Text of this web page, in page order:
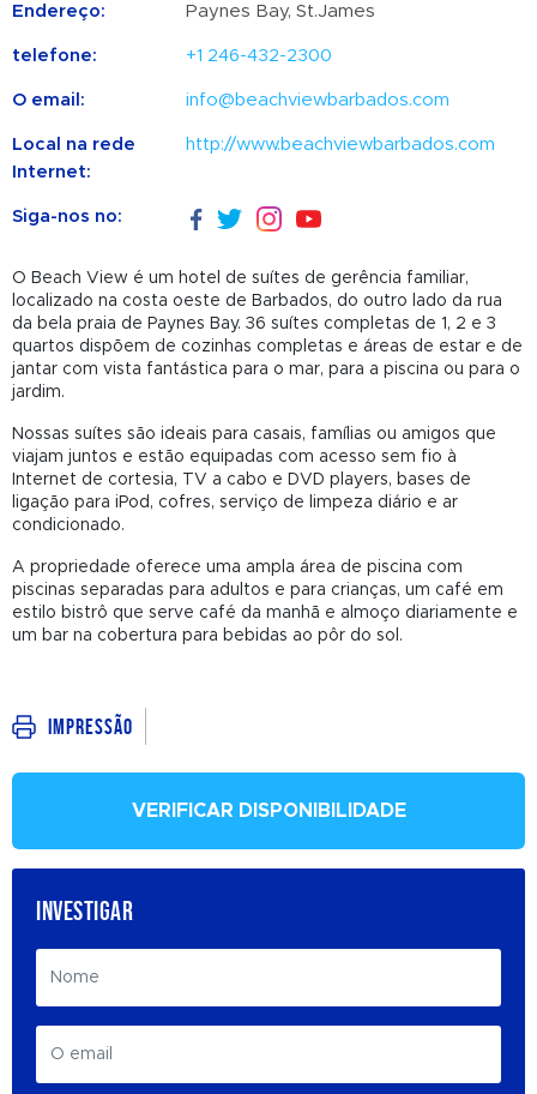
Endereço: Paynes Bay, St.James
telefone: +1 246-432-2300
O email: info@beachviewbarbados.com
Local na rede
Internet:
http://www.beachviewbarbados.com
Siga-nos no:
O Beach View é um hotel de suítes de gerência familiar,
localizado na costa oeste de Barbados, do outro lado da rua
da bela praia de Paynes Bay. 36 suítes completas de 1, 2 e 3
quartos dispõem de cozinhas completas e áreas de estar e de
jantar com vista fantástica para o mar, para a piscina ou para o
jardim.
Nossas suítes são ideais para casais, famílias ou amigos que
viajam juntos e estão equipadas com acesso sem fio à
Internet de cortesia, TV a cabo e DVD players, bases de
ligação para iPod, cofres, serviço de limpeza diário e ar
condicionado.
A propriedade oferece uma ampla área de piscina com
piscinas separadas para adultos e para crianças, um café em
estilo bistrô que serve café da manhã e almoço diariamente e
um bar na cobertura para bebidas ao pôr do sol.
Impressão
VERIFICAR DISPONIBILIDADE
INVESTIGAR